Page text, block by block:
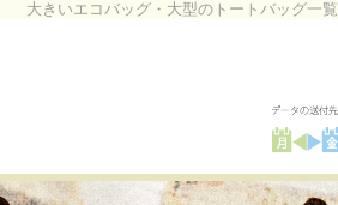
大きいエコバッグ・大型のトートバッグ一覧